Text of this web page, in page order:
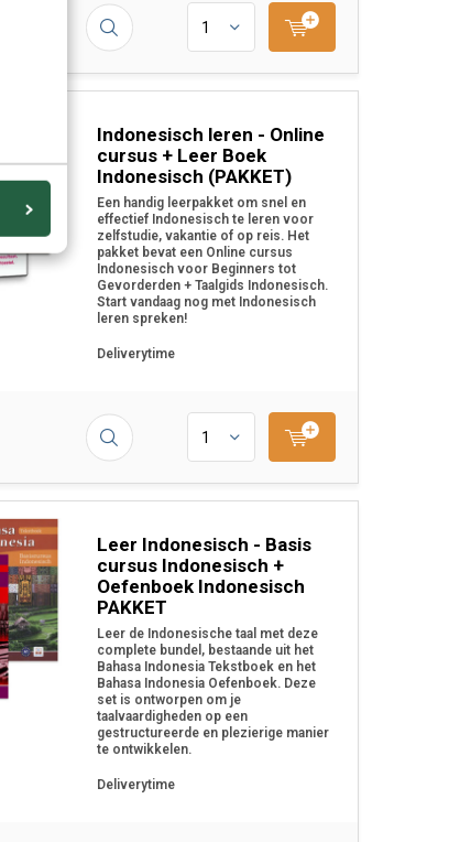
Indonesisch leren - Online
cursus + Leer Boek
Indonesisch (PAKKET)
Een handig leerpakket om snel en
effectief Indonesisch te leren voor
zelfstudie, vakantie of op reis. Het
pakket bevat een Online cursus
Indonesisch voor Beginners tot
Gevorderden + Taalgids Indonesisch.
Start vandaag nog met Indonesisch
leren spreken!
Deliverytime
Leer Indonesisch - Basis
cursus Indonesisch +
Oefenboek Indonesisch
PAKKET
Leer de Indonesische taal met deze
complete bundel, bestaande uit het
Bahasa Indonesia Tekstboek en het
Bahasa Indonesia Oefenboek. Deze
set is ontworpen om je
taalvaardigheden op een
gestructureerde en plezierige manier
te ontwikkelen.
Deliverytime